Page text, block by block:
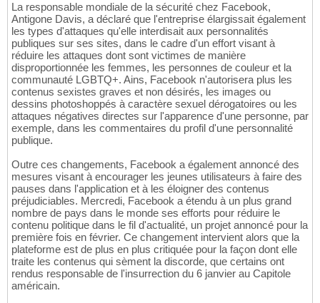
La responsable mondiale de la sécurité chez Facebook,
Antigone Davis, a déclaré que l'entreprise élargissait également
les types d'attaques qu'elle interdisait aux personnalités
publiques sur ses sites, dans le cadre d'un effort visant à
réduire les attaques dont sont victimes de manière
disproportionnée les femmes, les personnes de couleur et la
communauté LGBTQ+. Ains, Facebook n'autorisera plus les
contenus sexistes graves et non désirés, les images ou
dessins photoshoppés à caractère sexuel dérogatoires ou les
attaques négatives directes sur l'apparence d'une personne, par
exemple, dans les commentaires du profil d'une personnalité
publique.
Outre ces changements, Facebook a également annoncé des
mesures visant à encourager les jeunes utilisateurs à faire des
pauses dans l'application et à les éloigner des contenus
préjudiciables. Mercredi, Facebook a étendu à un plus grand
nombre de pays dans le monde ses efforts pour réduire le
contenu politique dans le fil d'actualité, un projet annoncé pour la
première fois en février. Ce changement intervient alors que la
plateforme est de plus en plus critiquée pour la façon dont elle
traite les contenus qui sèment la discorde, que certains ont
rendus responsable de l'insurrection du 6 janvier au Capitole
américain.